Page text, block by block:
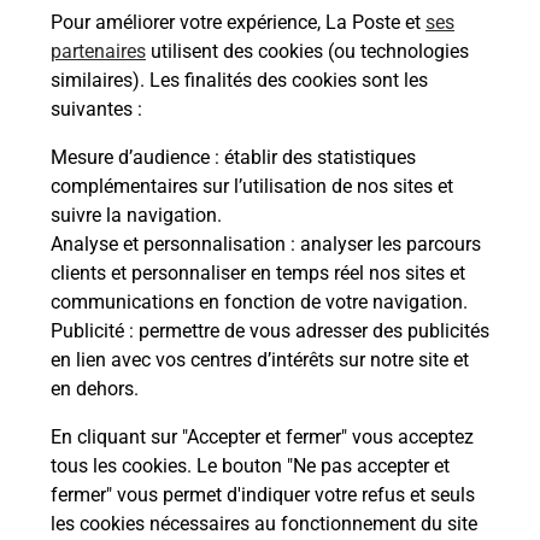
Pour améliorer votre expérience, La Poste et ses
partenaires utilisent des cookies (ou technologies
similaires). Les finalités des cookies sont les
suivantes :
Mesure d’audience : établir des statistiques
complémentaires sur l’utilisation de nos sites et
suivre la navigation.
Analyse et personnalisation : analyser les parcours
clients et personnaliser en temps réel nos sites et
communications en fonction de votre navigation.
Publicité : permettre de vous adresser des publicités
en lien avec vos centres d’intérêts sur notre site et
en dehors.
En cliquant sur "Accepter et fermer" vous acceptez
tous les cookies. Le bouton "Ne pas accepter et
fermer" vous permet d'indiquer votre refus et seuls
les cookies nécessaires au fonctionnement du site
En savoir plus
Malin !
La Poste
en ligne
Ouvert 24h/24
En savoir plus
Puy-de-Dôme